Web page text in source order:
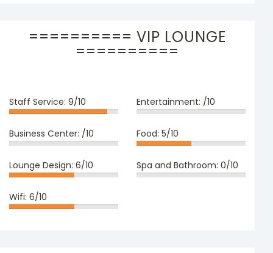
========== VIP LOUNGE
==========
Staff Service: 9/10 Entertainment: /10
Business Center: /10 Food: 5/10
Lounge Design: 6/10 Spa and Bathroom: 0/10
Wifi: 6/10